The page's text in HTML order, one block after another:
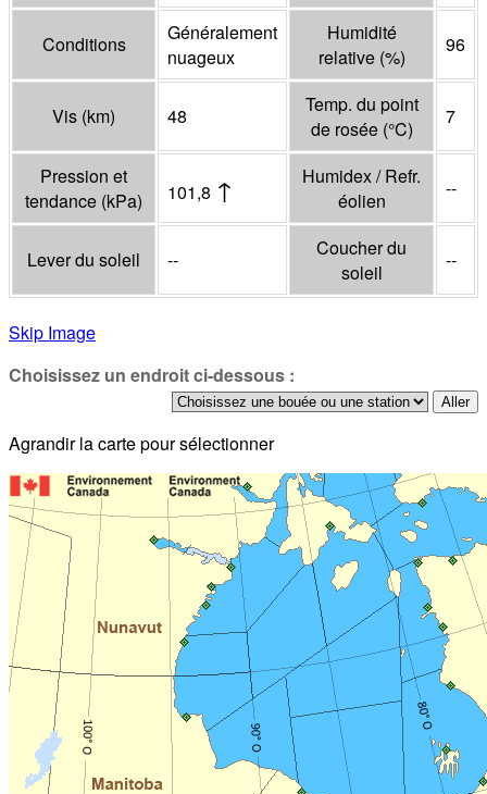
Conditions
Généralement
nuageux
Humidité
relative (%)
96
Vis (km) 48
Temp. du point
de rosée (°C)
7
Pression et
tendance (kPa) 101,8 ↑
Humidex / Refr.
éolien
--
Lever du soleil --
Coucher du
soleil
--
Skip Image
Choisissez un endroit ci-dessous :
Agrandir la carte pour sélectionner